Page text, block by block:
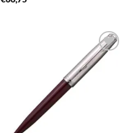
Auf die
Merkliste